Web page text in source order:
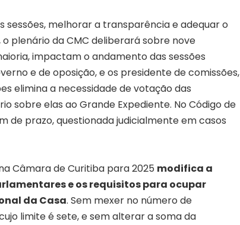
sessões, melhorar a transparência e adequar o
o plenário da CMC deliberará sobre nove
impactam o andamento das sessões
e de oposição, e os presidente de comissões,
elimina a necessidade de votação das
sobre elas ao Grande Expediente. No Código de
de prazo, questionada judicialmente em casos
Câmara de Curitiba para 2025 modifica a
e os requisitos para ocupar
da Casa. Sem mexer no número de
limite é sete, e sem alterar a soma da